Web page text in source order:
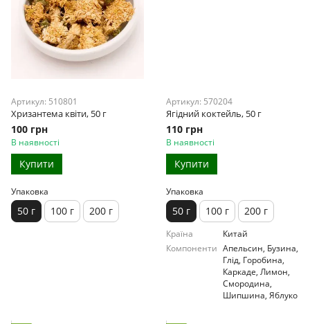
Артикул: 510801
Хризантема квіти, 50 г
100 грн
В наявності
Купити
Упаковка
50 г 100 г 200 г
Артикул: 570204
Ягідний коктейль, 50 г
110 грн
В наявності
Купити
Упаковка
50 г 100 г 200 г
Країна
Китай
Компоненти Апельсин, Бузина,
Глід, Горобина,
Каркаде, Лимон,
Смородина,
Шипшина, Яблуко